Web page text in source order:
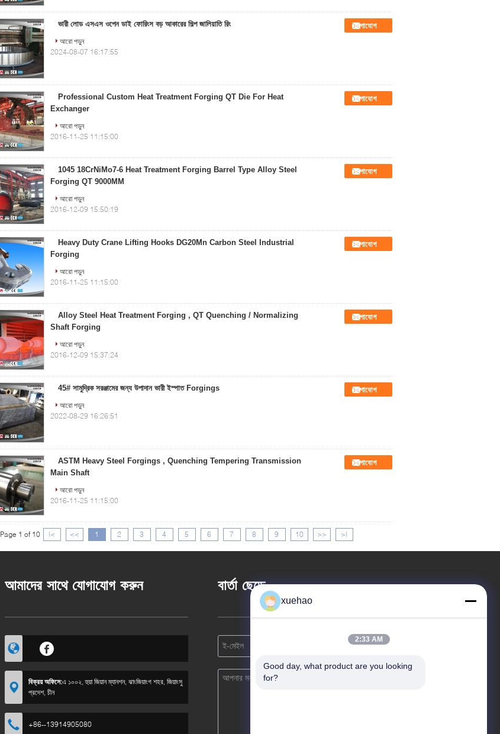
ভারী লোড এসএস ওপেন ডাই ফোরিংস বড় আকারের শিল্প জালিয়াতি রিং
যোগাযোগ
আরো পড়ুন
2024-08-07 16:17:55
Professional Custom Heat Treatment Forging QT Die For Heat
Exchanger
যোগাযোগ
আরো পড়ুন
2016-11-25 11:15:00
1045 18CrNiMo7-6 Heat Treatment Forging Barrel Type Alloy Steel
Forging QT 9000MM
যোগাযোগ
আরো পড়ুন
2016-12-09 15:50:19
Heavy Duty Crane Lifting Hooks DG20Mn Carbon Steel Industrial
Forging
যোগাযোগ
আরো পড়ুন
2016-11-25 11:15:00
Alloy Steel Heat Treatment Forging , QT Quenching / Normalizing
Shaft Forging
যোগাযোগ
আরো পড়ুন
2016-12-09 15:37:24
45# সামুদ্রিক সরঞ্জামের জন্য উপাদান ভারী ইস্পাত Forgings
যোগাযোগ
আরো পড়ুন
2022-08-29 16:26:51
ASTM Heavy Steel Forgings , Quenching Tempering Transmission
Main Shaft
যোগাযোগ
আরো পড়ুন
2016-11-25 11:15:00
Page 1 of 10 |< << 1 2 3 4 5 6 7 8 9 10 >> >|
আমাদের সাথে যোগাযোগ করুন
বিক্রয় অফিসে:এ ১০০২, হুয়া জিয়ান ম্যানশন, ঝাংজিয়াংগ শহর, জিয়াংসু
প্রদেশ, চীন
+86--13914905080
বার্তা ছেড়ে
xuehao
2:33 AM
Good day, what product are you looking
for?